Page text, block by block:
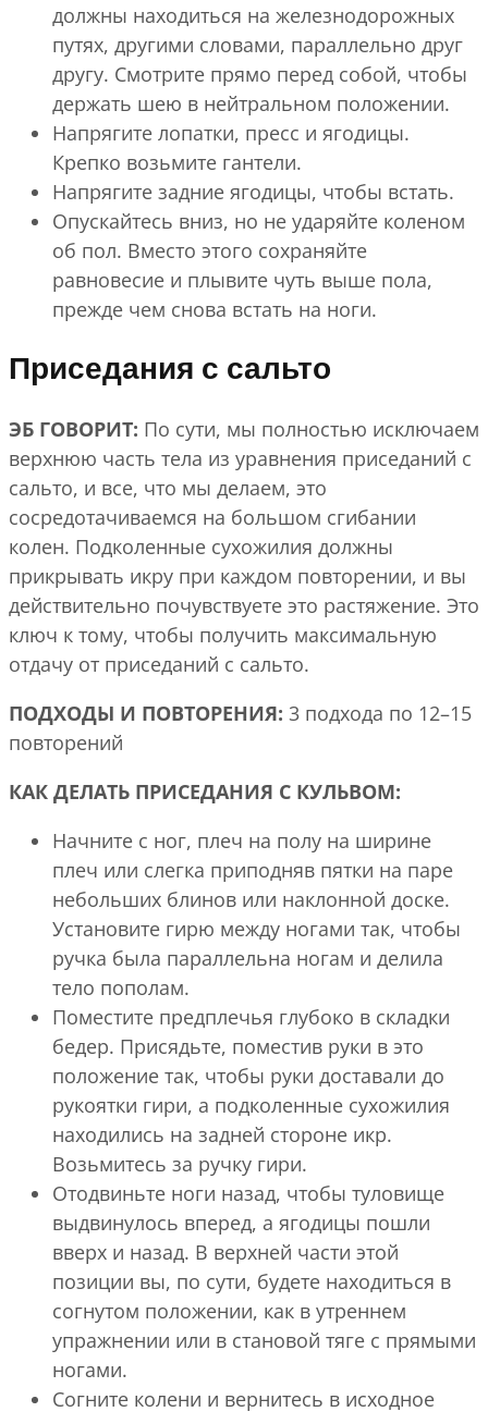
должны находиться на железнодорожных
путях, другими словами, параллельно друг
другу. Смотрите прямо перед собой, чтобы
держать шею в нейтральном положении.
Напрягите лопатки, пресс и ягодицы.
Крепко возьмите гантели.
Напрягите задние ягодицы, чтобы встать.
Опускайтесь вниз, но не ударяйте коленом
об пол. Вместо этого сохраняйте
равновесие и плывите чуть выше пола,
прежде чем снова встать на ноги.
Приседания с сальто
ЭБ ГОВОРИТ: По сути, мы полностью исключаем
верхнюю часть тела из уравнения приседаний с
сальто, и все, что мы делаем, это
сосредотачиваемся на большом сгибании
колен. Подколенные сухожилия должны
прикрывать икру при каждом повторении, и вы
действительно почувствуете это растяжение. Это
ключ к тому, чтобы получить максимальную
отдачу от приседаний с сальто.
ПОДХОДЫ И ПОВТОРЕНИЯ: 3 подхода по 12–15
повторений
КАК ДЕЛАТЬ ПРИСЕДАНИЯ С КУЛЬВОМ:
Начните с ног, плеч на полу на ширине
плеч или слегка приподняв пятки на паре
небольших блинов или наклонной доске.
Установите гирю между ногами так, чтобы
ручка была параллельна ногам и делила
тело пополам.
Поместите предплечья глубоко в складки
бедер. Присядьте, поместив руки в это
положение так, чтобы руки доставали до
рукоятки гири, а подколенные сухожилия
находились на задней стороне икр.
Возьмитесь за ручку гири.
Отодвиньте ноги назад, чтобы туловище
выдвинулось вперед, а ягодицы пошли
вверх и назад. В верхней части этой
позиции вы, по сути, будете находиться в
согнутом положении, как в утреннем
упражнении или в становой тяге с прямыми
ногами.
Согните колени и вернитесь в исходное